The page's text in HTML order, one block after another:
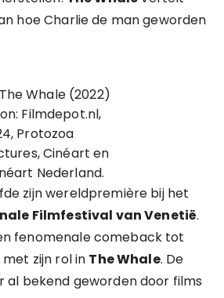
hoe Charlie de man geworden
Filmdepot.nl,
Protozoa
Cinéart en
Nederland.
zijn wereldpremière bij het
Filmfestival van Venetië.
fenomenale comeback tot
zijn rol in The Whale. De
al bekend geworden door films